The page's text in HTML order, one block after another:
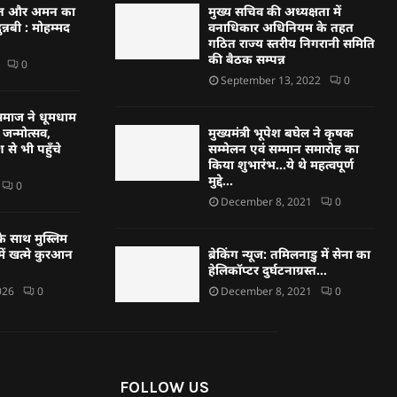
और अमन का
: मोहम्मद
0
समाज ने धूमधाम
से भी पहुँचे
0
साथ मुस्लिम
में खत्मे कुरआन
0
मुख्य सचिव की अध्यक्षता में
वनाधिकार अधिनियम के तहत
गठित राज्य स्तरीय निगरानी समिति
की बैठक सम्पन्न
September 13, 2022 0
मुख्यमंत्री भूपेश बघेल ने कृषक
सम्मेलन एवं सम्मान समारोह का
किया शुभारंभ…ये थे महत्वपूर्ण
मुद्दे…
December 8, 2021 0
ब्रेकिंग न्यूज: तमिलनाडु में सेना का
हेलिकॉप्टर दुर्घटनाग्रस्त…
December 8, 2021 0
FOLLOW US